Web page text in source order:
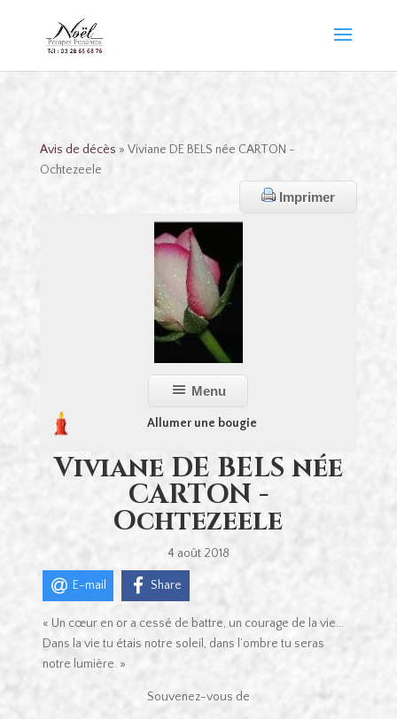
Avis de décès » Viviane DE BELS née CARTON -
Ochtezeele
Imprimer
Menu
Allumer une bougie
Viviane DE BELS née
CARTON -
Ochtezeele
4 août 2018
E-mail Share
« Un cœur en or a cessé de battre, un courage de la vie…
Dans la vie tu étais notre soleil, dans l’ombre tu seras
notre lumière. »
Souvenez-vous de